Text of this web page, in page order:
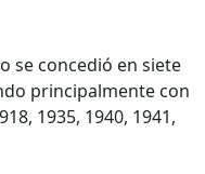
se concedió en siete
principalmente con
1935, 1940, 1941,